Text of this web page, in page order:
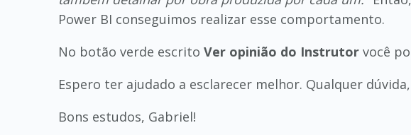
Power BI conseguimos realizar esse comportamento.
No botão verde escrito Ver opinião do Instrutor você
Espero ter ajudado a esclarecer melhor. Qualquer
Bons estudos, Gabriel!